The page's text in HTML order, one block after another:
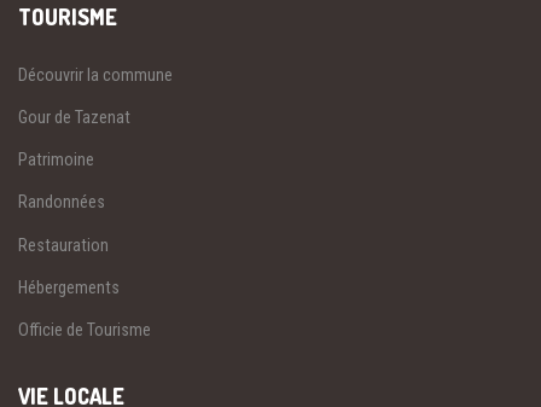
TOURISME
Découvrir la commune
Gour de Tazenat
Patrimoine
Randonnées
Restauration
Hébergements
Officie de Tourisme
VIE LOCALE